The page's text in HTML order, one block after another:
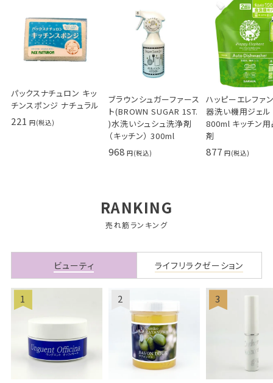
パックスナチュロン キッ
チンスポンジ ナチュラル
221
ブラウンシュガーファース
ト(BROWN SUGAR 1ST.
)水洗いシュシュ洗浄剤
（キッチン） 300ml
968
ハッピーエレファ
器洗い機用ジェ
800ml キッチン
剤
877
RANKING
売れ筋ランキング
ビューティ ライフリラクゼーション